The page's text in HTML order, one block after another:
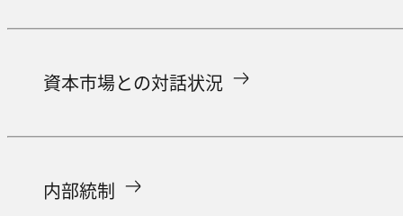
資本市場との対話状況
内部統制